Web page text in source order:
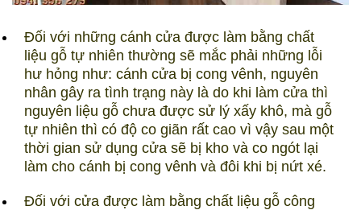
Đối với những cánh cửa được làm bằng chất
liệu gỗ tự nhiên thường sẽ mắc phải những lỗi
hư hỏng như: cánh cửa bị cong vênh, nguyên
nhân gây ra tình trạng này là do khi làm cửa thì
nguyên liệu gỗ chưa được sử lý xấy khô, mà gỗ
tự nhiên thì có độ co giãn rất cao vì vậy sau một
thời gian sử dụng cửa sẽ bị kho và co ngót lại
làm cho cánh bị cong vênh và đôi khi bị nứt xé.
Đối với cửa được làm bằng chất liệu gỗ công